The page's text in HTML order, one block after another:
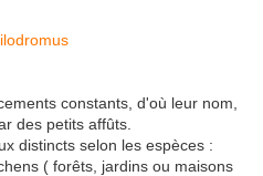
constants, d'où leur nom,
des petits affûts.
distincts selon les espèces :
( forêts, jardins ou maisons